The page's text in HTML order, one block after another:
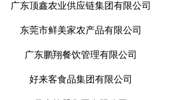
广东顶鑫农业供应链集团有限公司
东莞市鲜美家农产品有限公司
广东鹏翔餐饮管理有限公司
好来客食品集团有限公司